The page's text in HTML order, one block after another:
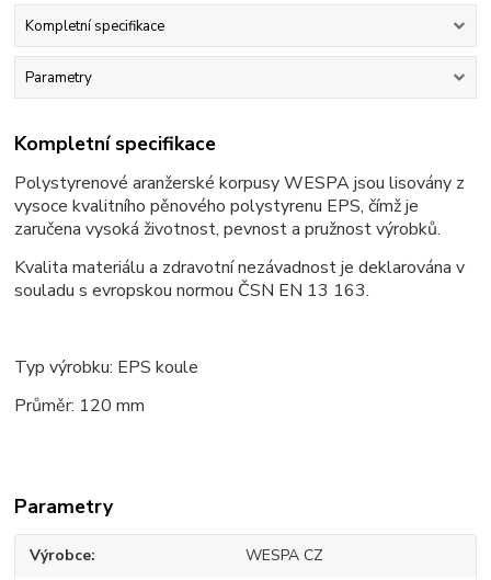
Kompletní specifikace
Parametry
Kompletní specifikace
Polystyrenové aranžerské korpusy WESPA jsou lisovány z
vysoce kvalitního pěnového polystyrenu EPS, čímž je
zaručena vysoká životnost, pevnost a pružnost výrobků.
Kvalita materiálu a zdravotní nezávadnost je deklarována v
souladu s evropskou normou ČSN EN 13 163.
Typ výrobku: EPS koule
Průměr: 120 mm
Parametry
Výrobce WESPA CZ